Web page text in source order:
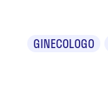
GINECOLOGO